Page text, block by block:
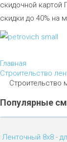
скидочной картой
скидки до 40% на
Главная
Строительство
Строительство
Популярные
Ленточный 8х8 -